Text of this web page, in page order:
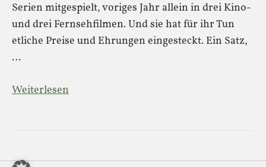
Serien mitgespielt, voriges Jahr allein in drei Kino-
und drei Fernsehfilmen. Und sie hat für ihr Tun
etliche Preise und Ehrungen eingesteckt. Ein Satz,
…
Weiterlesen